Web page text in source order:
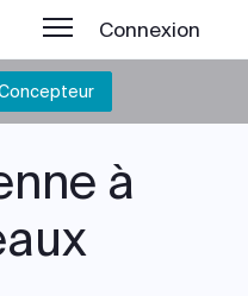
Connexion
à